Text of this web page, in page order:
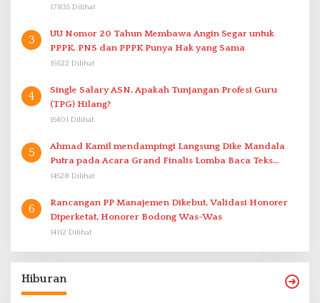
17835 Dilihat
3
UU Nomor 20 Tahun Membawa Angin Segar untuk
PPPK. PNS dan PPPK Punya Hak yang Sama
15622 Dilihat
4
Single Salary ASN, Apakah Tunjangan Profesi Guru
(TPG) Hilang?
15401 Dilihat
5
Ahmad Kamil mendampingi Langsung Dike Mandala
Putra pada Acara Grand Finalis Lomba Baca Teks
Proklamasi Mirip Bung Karno di Bali
14528 Dilihat
6
Rancangan PP Manajemen Dikebut, Validasi Honorer
Diperketat, Honorer Bodong Was-Was
14112 Dilihat
Hiburan